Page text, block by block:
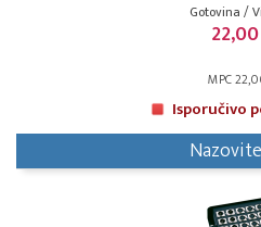
Gotovina /
MPC
Isporučivo